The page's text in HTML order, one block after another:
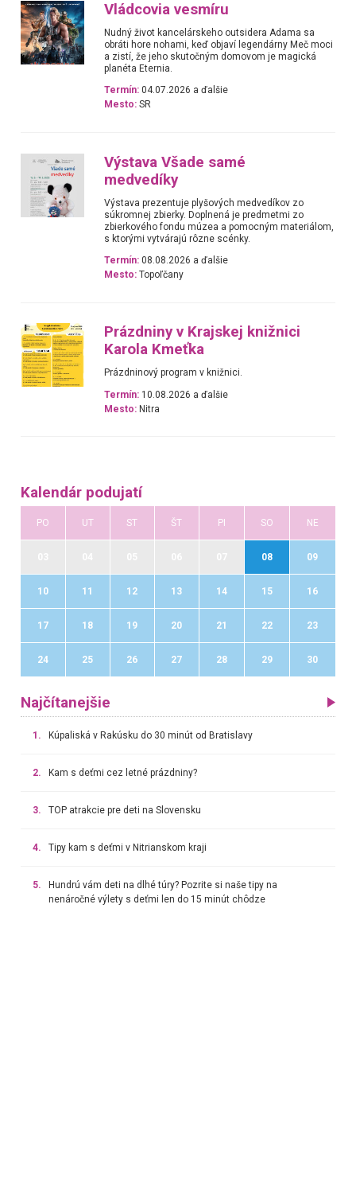
Vládcovia vesmíru
Nudný život kancelárskeho outsidera Adama sa
obráti hore nohami, keď objaví legendárny Meč moci
a zistí, že jeho skutočným domovom je magická
planéta Eternia.
Termín: 04.07.2026 a ďalšie
Mesto: SR
Výstava Všade samé
medvedíky
Výstava prezentuje plyšových medvedíkov zo
súkromnej zbierky. Doplnená je predmetmi zo
zbierkového fondu múzea a pomocným materiálom,
s ktorými vytvárajú rôzne scénky.
Termín: 08.08.2026 a ďalšie
Mesto: Topoľčany
Prázdniny v Krajskej knižnici
Karola Kmeťka
Prázdninový program v knižnici.
Termín: 10.08.2026 a ďalšie
Mesto: Nitra
Kalendár podujatí
PO UT ST ŠT PI SO NE
08 09
10 11 12 13 14 15 16
17 18 19 20 21 22 23
24 25 26 27 28 29 30
Najčítanejšie
1. Kúpaliská v Rakúsku do 30 minút od Bratislavy
2. Kam s deťmi cez letné prázdniny?
3. TOP atrakcie pre deti na Slovensku
4. Tipy kam s deťmi v Nitrianskom kraji
5.
Hundrú vám deti na dlhé túry? Pozrite si naše tipy na
nenáročné výlety s deťmi len do 15 minút chôdze